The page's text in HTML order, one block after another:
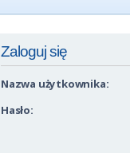
Zaloguj się
Nazwa użytkownika:
Hasło: